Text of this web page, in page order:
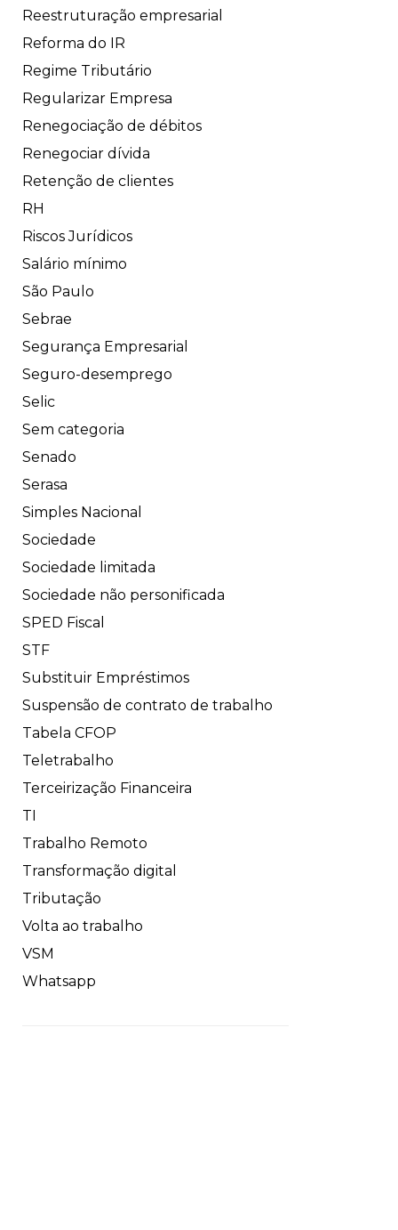
Reestruturação empresarial
Reforma do IR
Regime Tributário
Regularizar Empresa
Renegociação de débitos
Renegociar dívida
Retenção de clientes
RH
Riscos Jurídicos
Salário mínimo
São Paulo
Sebrae
Segurança Empresarial
Seguro-desemprego
Selic
Sem categoria
Senado
Serasa
Simples Nacional
Sociedade
Sociedade limitada
Sociedade não personificada
SPED Fiscal
STF
Substituir Empréstimos
Suspensão de contrato de trabalho
Tabela CFOP
Teletrabalho
Terceirização Financeira
TI
Trabalho Remoto
Transformação digital
Tributação
Volta ao trabalho
VSM
Whatsapp